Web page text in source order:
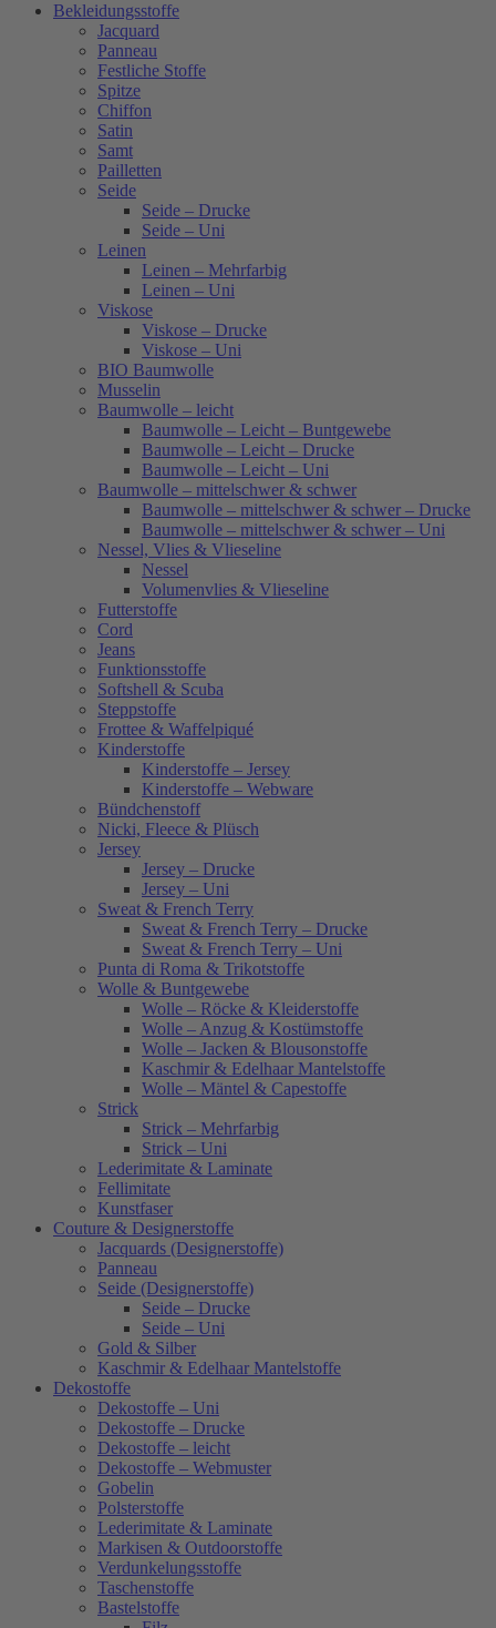
Bekleidungsstoffe
Jacquard
Panneau
Festliche Stoffe
Spitze
Chiffon
Satin
Samt
Pailletten
Seide
Seide – Drucke
Seide – Uni
Leinen
Leinen – Mehrfarbig
Leinen – Uni
Viskose
Viskose – Drucke
Viskose – Uni
BIO Baumwolle
Musselin
Baumwolle – leicht
Baumwolle – Leicht – Buntgewebe
Baumwolle – Leicht – Drucke
Baumwolle – Leicht – Uni
Baumwolle – mittelschwer & schwer
Baumwolle – mittelschwer & schwer – Drucke
Baumwolle – mittelschwer & schwer – Uni
Nessel, Vlies & Vlieseline
Nessel
Volumenvlies & Vlieseline
Futterstoffe
Cord
Jeans
Funktionsstoffe
Softshell & Scuba
Steppstoffe
Frottee & Waffelpiqué
Kinderstoffe
Kinderstoffe – Jersey
Kinderstoffe – Webware
Bündchenstoff
Nicki, Fleece & Plüsch
Jersey
Jersey – Drucke
Jersey – Uni
Sweat & French Terry
Sweat & French Terry – Drucke
Sweat & French Terry – Uni
Punta di Roma & Trikotstoffe
Wolle & Buntgewebe
Wolle – Röcke & Kleiderstoffe
Wolle – Anzug & Kostümstoffe
Wolle – Jacken & Blousonstoffe
Kaschmir & Edelhaar Mantelstoffe
Wolle – Mäntel & Capestoffe
Strick
Strick – Mehrfarbig
Strick – Uni
Lederimitate & Laminate
Fellimitate
Kunstfaser
Couture & Designerstoffe
Jacquards (Designerstoffe)
Panneau
Seide (Designerstoffe)
Seide – Drucke
Seide – Uni
Gold & Silber
Kaschmir & Edelhaar Mantelstoffe
Dekostoffe
Dekostoffe – Uni
Dekostoffe – Drucke
Dekostoffe – leicht
Dekostoffe – Webmuster
Gobelin
Polsterstoffe
Lederimitate & Laminate
Markisen & Outdoorstoffe
Verdunkelungsstoffe
Taschenstoffe
Bastelstoffe